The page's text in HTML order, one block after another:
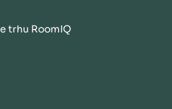
trhu RoomIQ